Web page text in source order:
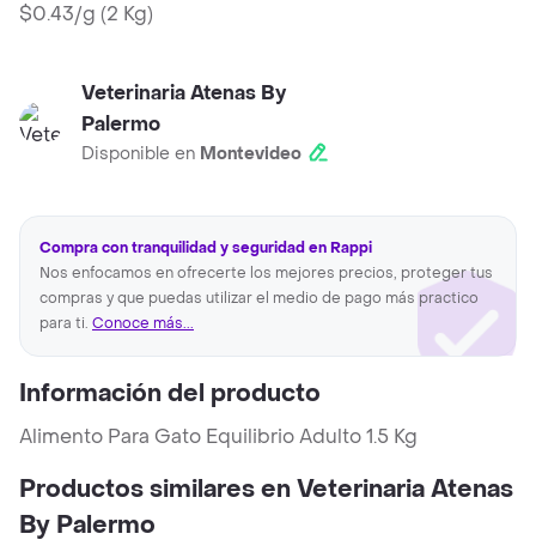
$0.43/g (2 Kg)
Veterinaria Atenas By
Palermo
Disponible en Montevideo
Compra con tranquilidad y seguridad en Rappi
Nos enfocamos en ofrecerte los mejores precios, proteger tus
compras y que puedas utilizar el medio de pago más practico
para ti. Conoce más...
Información del producto
Alimento Para Gato Equilibrio Adulto 1.5 Kg
Productos similares en Veterinaria Atenas
By Palermo